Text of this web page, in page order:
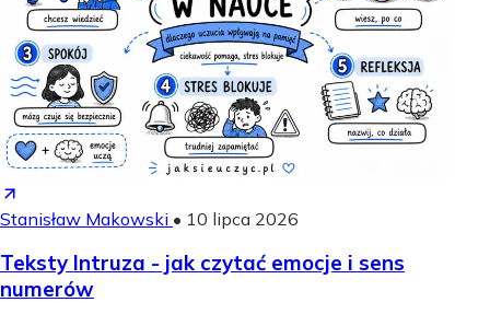
Stanisław Makowski • 10 lipca 2026
Teksty Intruza - jak czytać emocje i sens
numerów